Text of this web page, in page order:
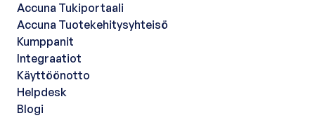
Accuna Tukiportaali
Accuna Tuotekehitysyhteisö
Kumppanit
Integraatiot
Käyttöönotto
Helpdesk
Blogi